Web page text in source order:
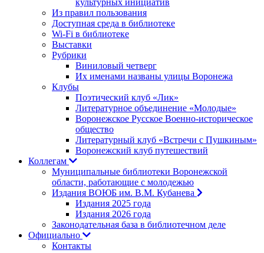
культурных инициатив
Из правил пользования
Доступная среда в библиотеке
Wi-Fi в библиотеке
Выставки
Рубрики
Виниловый четверг
Их именами названы улицы Воронежа
Клубы
Поэтический клуб «Лик»
Литературное объединение «Молодые»
Воронежское Русское Военно-историческое
общество
Литературный клуб «Встречи с Пушкиным»
Воронежский клуб путешествий
Коллегам
Муниципальные библиотеки Воронежской
области, работающие с молодежью
Издания ВОЮБ им. В.М. Кубанева
Издания 2025 года
Издания 2026 года
Законодательная база в библиотечном деле
Официально
Контакты